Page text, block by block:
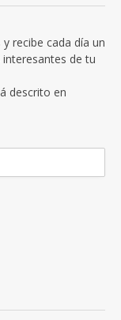
recibe cada día un
de tu
descrito en